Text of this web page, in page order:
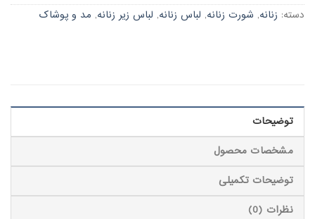
دسته: زنانه, شورت زنانه, لباس زنانه, لباس زیر زنانه, مد و پوشاک
توضیحات
مشخصات محصول
توضیحات تکمیلی
نظرات (0)